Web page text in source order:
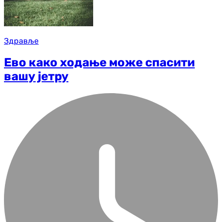
Здравље
Ево како ходање може спасити
вашу јетру